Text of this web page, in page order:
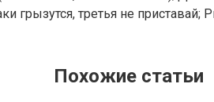
грызутся, третья не приставай;
Похожие статьи